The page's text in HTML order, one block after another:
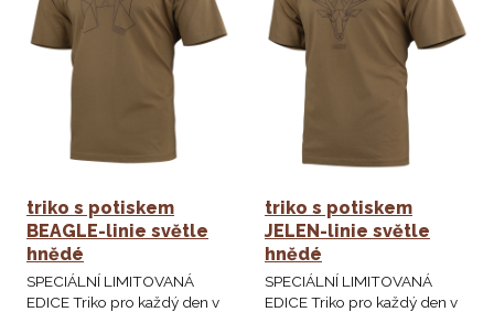
triko s potiskem
BEAGLE-linie světle
hnědé
SPECIÁLNÍ LIMITOVANÁ
EDICE Triko pro každý den v
triko s potiskem
JELEN-linie světle
hnědé
SPECIÁLNÍ LIMITOVANÁ
EDICE Triko pro každý den v